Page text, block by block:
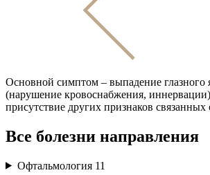
Основной симптом – выпадение глазного
(нарушение кровоснабжения,
присутствие других признаков
Все болезни направления
Офтальмология 11